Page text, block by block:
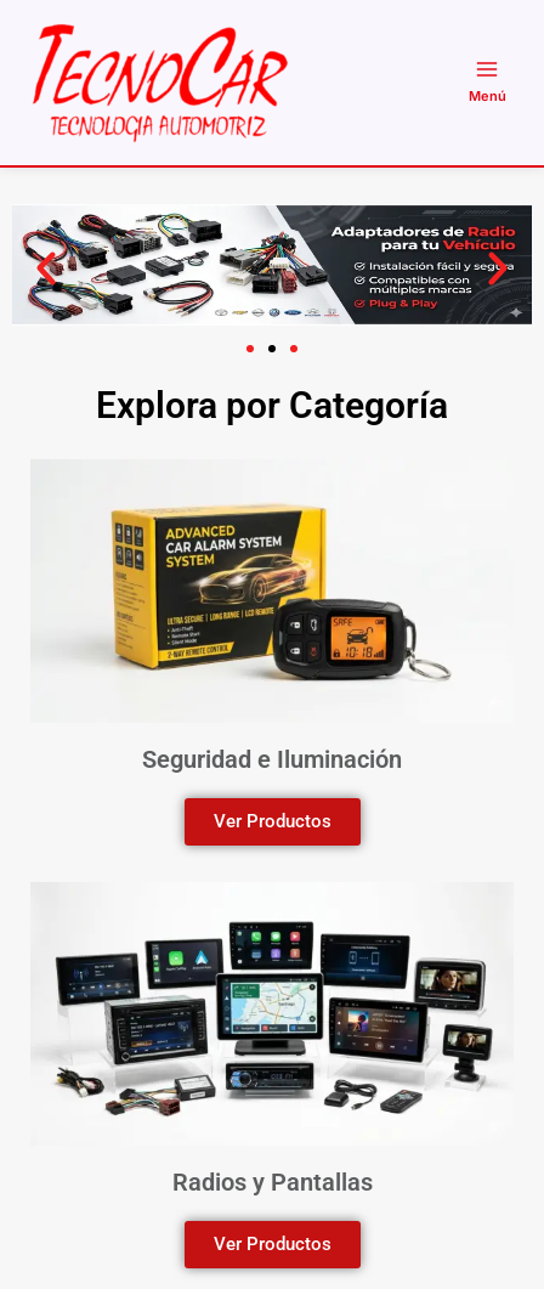
contenido
Explora por Categoría
Seguridad e Iluminación
Ver Productos
Radios y Pantallas
Ver Productos